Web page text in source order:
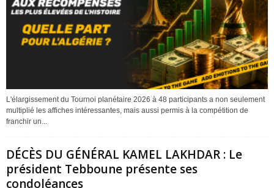
L'élargissement du Tournoi planétaire 2026 à 48 participants a non seulement
multiplié les affiches intéressantes, mais aussi permis à la compétition de
franchir un...
DÉCÈS DU GÉNÉRAL KAMEL LAKHDAR : Le
président Tebboune présente ses
condoléances